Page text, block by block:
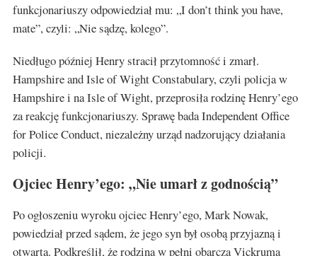
funkcjonariuszy odpowiedział mu: „I don’t think you have,
mate”, czyli: „Nie sądzę, kolego”.
Niedługo później Henry stracił przytomność i zmarł.
Hampshire and Isle of Wight Constabulary, czyli policja w
Hampshire i na Isle of Wight, przeprosiła rodzinę Henry’ego
za reakcję funkcjonariuszy. Sprawę bada Independent Office
for Police Conduct, niezależny urząd nadzorujący działania
policji.
Ojciec Henry’ego: „Nie umarł z godnością”
Po ogłoszeniu wyroku ojciec Henry’ego, Mark Nowak,
powiedział przed sądem, że jego syn był osobą przyjazną i
otwartą. Podkreślił, że rodzina w pełni obarcza Vickruma